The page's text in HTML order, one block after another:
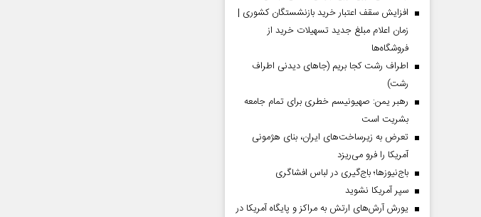
افزایش سقف اعتبار خرید بازنشستگان کشوری |
زمان اعلام مبلغ جدید تسهیلات خرید از
فروشگاه‌ها
اطراف رشت کجا بریم (جاهای دیدنی اطراف
رشت)
رهبر یمن: صهیونیسم خطری برای تمام جامعه
بشریت است
تعرض به زیرساخت‌های ایران، بنای هژمونی
آمریکا را فرو می‌ریزد
باج‌نیوزها؛ باج‌گیری در لباس افشاگری
سپر آمریکا نشوید
یورش آرش‌های ارتش به مراکز و پایگاه‌ آمریکا در